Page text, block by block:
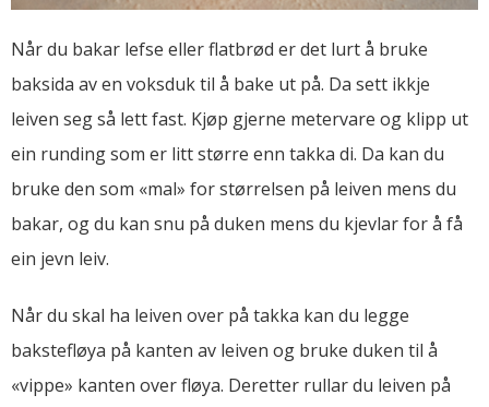
Når du bakar lefse eller flatbrød er det lurt å bruke
baksida av en voksduk til å bake ut på. Da sett ikkje
leiven seg så lett fast. Kjøp gjerne metervare og klipp ut
ein runding som er litt større enn takka di. Da kan du
bruke den som «mal» for størrelsen på leiven mens du
bakar, og du kan snu på duken mens du kjevlar for å få
ein jevn leiv.
Når du skal ha leiven over på takka kan du legge
bakstefløya på kanten av leiven og bruke duken til å
«vippe» kanten over fløya. Deretter rullar du leiven på